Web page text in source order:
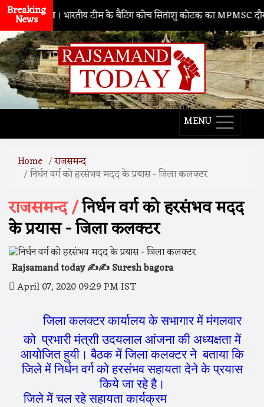
Breaking
News
नाथद्वारा। भारतीय टीम के बैटिंग कोच सितांशु कोटक का MPMSC दौरा, युवा
MENU
Home राजसमन्द
निर्धन वर्ग को हरसंभव मदद के प्रयास - जिला कलक्टर
राजसमन्द /निर्धन वर्ग को हरसंभव मदद
के प्रयास - जिला कलक्टर
Rajsamand today ✍️✍️ Suresh bagora
April 07, 2020 09:29 PM IST
जिला कलक्टर कार्यालय के सभागार में मंगलवार
को प्रभारी मंत्राी उदयलाल आंजना की अध्यक्षता में
आयोजित हुयी। बैठक में जिला कलक्टर ने बताया कि
जिले में निर्धन वर्ग को हरसंभव सहायता देने के प्रयास
किये जा रहे है।
जिले मेें चल रहे सहायता कार्यक्रम